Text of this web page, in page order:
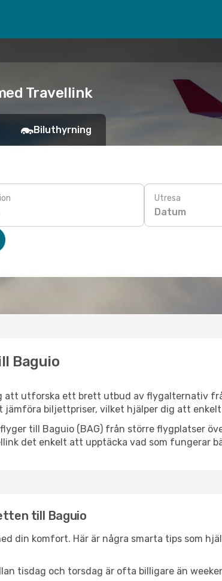
Travellink
Biluthyrning
Utresa
Datum
Baguio
att utforska ett brett utbud av flygalternativ
biljettpriser, vilket hjälper dig att
till Baguio (BAG) från större flygplatser
det enkelt att upptäcka vad som fungerar
till Baguio
din komfort. Här är några smarta tips som
tisdag och torsdag är ofta billigare än